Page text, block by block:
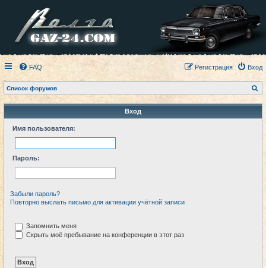
FAQ Вход
Регистрация
Список форумов
о
с
Вход
Имя пользователя:
Пароль:
Забыли пароль?
Повторно выслать письмо для активации учётной записи
Запомнить меня
Скрыть моё пребывание на конференции в этот раз